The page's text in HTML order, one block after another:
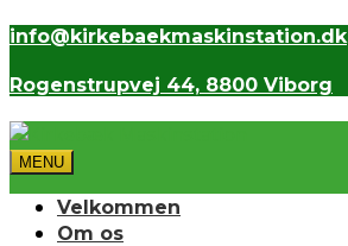
info@kirkebaekmaskinstation.dk
Rogenstrupvej 44, 8800 Viborg
MENU
Velkommen
Om os